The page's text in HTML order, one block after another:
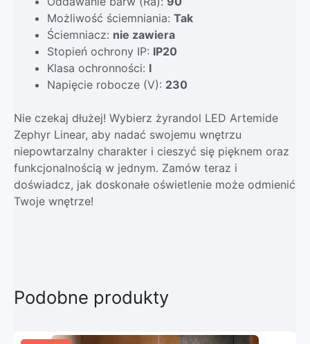
Możliwość ściemniania: Tak
Ściemniacz: nie zawiera
Stopień ochrony IP: IP20
Klasa ochronności: I
Napięcie robocze (V): 230
Nie czekaj dłużej! Wybierz żyrandol LED Artemide
Zephyr Linear, aby nadać swojemu wnętrzu
niepowtarzalny charakter i cieszyć się pięknem oraz
funkcjonalnością w jednym. Zamów teraz i
doświadcz, jak doskonałe oświetlenie może odmienić
Twoje wnętrze!
Podobne produkty